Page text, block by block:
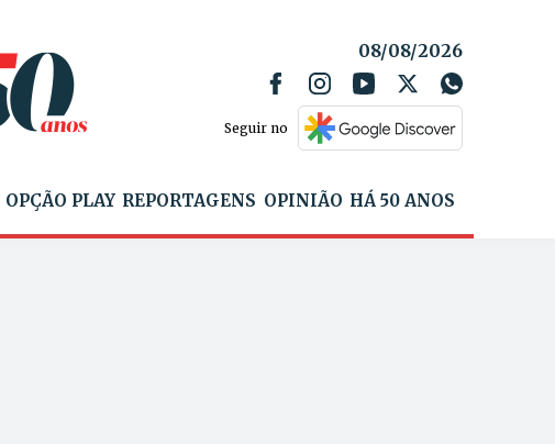
08/08/2026
Seguir no
OPÇÃO PLAY REPORTAGENS OPINIÃO HÁ 50 ANOS